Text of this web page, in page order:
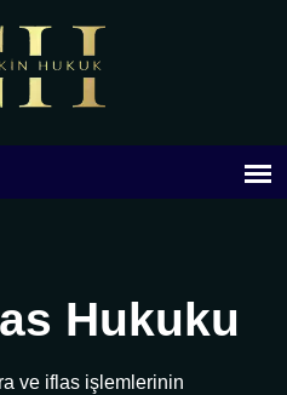
Hukuku
ve iflas işlemlerinin